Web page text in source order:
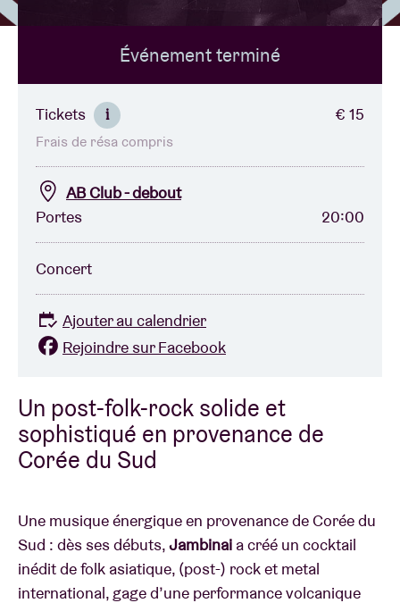
Location de salles
BRDCST
ABtv
Chèque-concert
À propos de l'AB
Contact
Un post-folk-rock solide et
sophistiqué en provenance de
Corée du Sud
Une musique énergique en provenance de Corée du
Sud : dès ses débuts,Jambinai a créé un cocktail
inédit de folk asiatique, (post-) rock et metal
international, gage d’une performance volcanique
Événement terminé
Tickets i € 15
Frais de résa compris
AB Club - debout
Portes
20:00
Concert
Ajouter au calendrier
Rejoindre sur Facebook